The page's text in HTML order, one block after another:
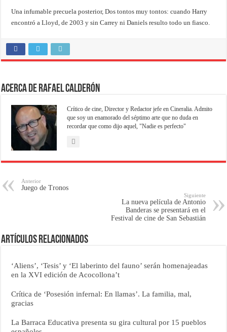
Una infumable precuela posterior, Dos tontos muy tontos: cuando Harry
encontró a Lloyd, de 2003 y sin Carrey ni Daniels resulto todo un fiasco.
Acerca de Rafael Calderón
Crítico de cine, Director y Redactor jefe en Cineralia. Admito
que soy un enamorado del séptimo arte que no duda en
recordar que como dijo aquel, "Nadie es perfecto"
Anterior
Juego de Tronos
Siguiente
La nueva película de Antonio
Banderas se presentará en el
Festival de cine de San Sebastián
Artículos relacionados
‘Aliens’, ‘Tesis’ y ‘El laberinto del fauno’ serán homenajeadas
en la XVI edición de Acocollona’t
Crítica de ‘Posesión infernal: En llamas’. La familia, mal,
gracias
La Barraca Educativa presenta su gira cultural por 15 pueblos